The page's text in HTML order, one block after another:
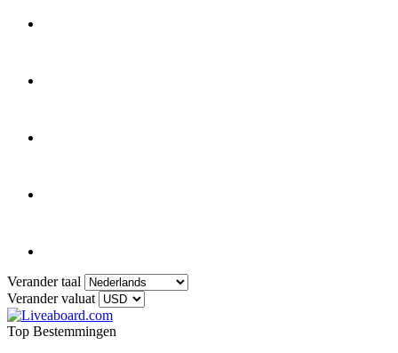
Verander taal
Verander valuat
Top Bestemmingen